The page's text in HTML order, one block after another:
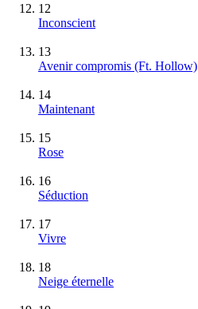
12
Inconscient
13
Avenir compromis (Ft. Hollow)
14
Maintenant
15
Rose
16
Séduction
17
Vivre
18
Neige éternelle